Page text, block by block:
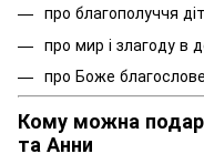
про благополуччя
про мир і злагоду в
про Боже
Кому можна
та Анни